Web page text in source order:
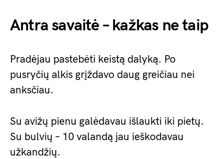
Antra savaitė – kažkas ne taip
Pradėjau pastebėti keistą dalyką. Po
pusryčių alkis grįždavo daug greičiau nei
anksčiau.
Su avižų pienu galėdavau išlaukti iki pietų.
Su bulvių – 10 valandą jau ieškodavau
užkandžių.